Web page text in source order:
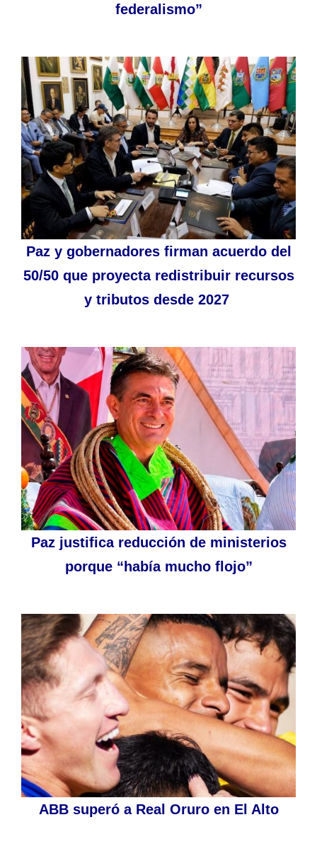
federalismo”
Paz y gobernadores firman acuerdo del
50/50 que proyecta redistribuir recursos
y tributos desde 2027
Paz justifica reducción de ministerios
porque “había mucho flojo”
ABB superó a Real Oruro en El Alto